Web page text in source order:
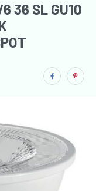
36 SL GU10